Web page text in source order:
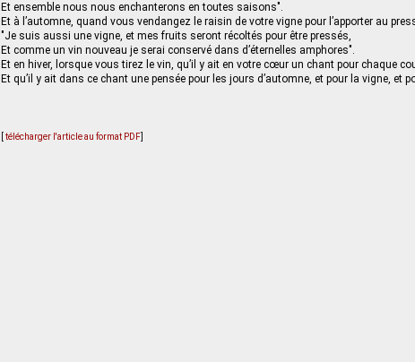
Et ensemble nous nous enchanterons en toutes saisons".
Et à l’automne, quand vous vendangez le raisin de votre vigne pour l’apporter au
"Je suis aussi une vigne, et mes fruits seront récoltés pour être pressés,
Et comme un vin nouveau je serai conservé dans d’éternelles amphores".
Et en hiver, lorsque vous tirez le vin, qu’il y ait en votre cœur un chant pour chaque
Et qu’il y ait dans ce chant une pensée pour les jours d’automne, et pour la vigne, et
télécharger l'article au format PDF